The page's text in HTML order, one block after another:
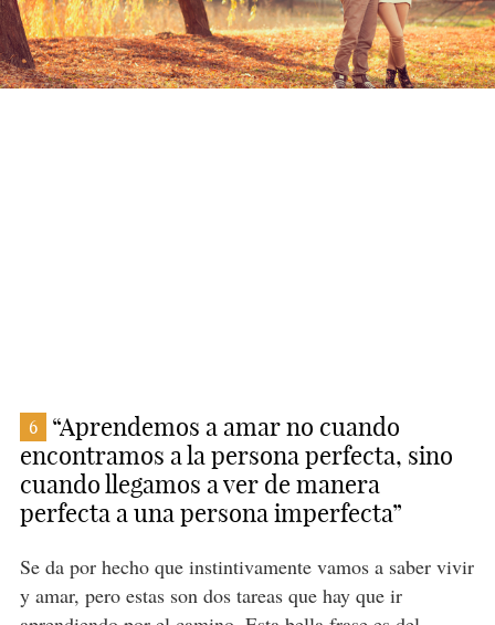
6
“Aprendemos a amar no cuando
encontramos a la persona perfecta, sino
cuando llegamos a ver de manera
perfecta a una persona imperfecta”
Se da por hecho que instintivamente vamos a saber vivir
y amar, pero estas son dos tareas que hay que ir